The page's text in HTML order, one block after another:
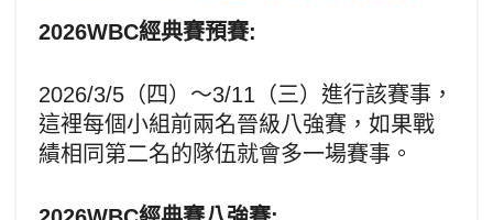
2026WBC經典賽預賽:
2026/3/5（四）～3/11（三）進行該賽事，
這裡每個小組前兩名晉級八強賽，如果戰
績相同第二名的隊伍就會多一場賽事。